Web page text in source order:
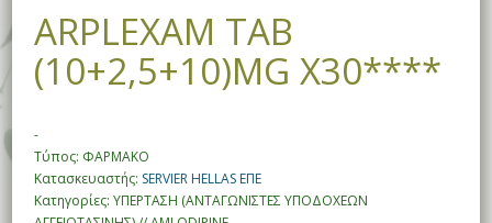
ARPLEXAM TAB
(10+2,5+10)MG X30****
-
Τύπος: ΦΑΡΜΑΚΟ
Κατασκευαστής: SERVIER HELLAS ΕΠΕ
Κατηγορίες: ΥΠΕΡΤΑΣΗ (ΑΝΤΑΓΩΝΙΣΤΕΣ ΥΠΟΔΟΧΕΩΝ